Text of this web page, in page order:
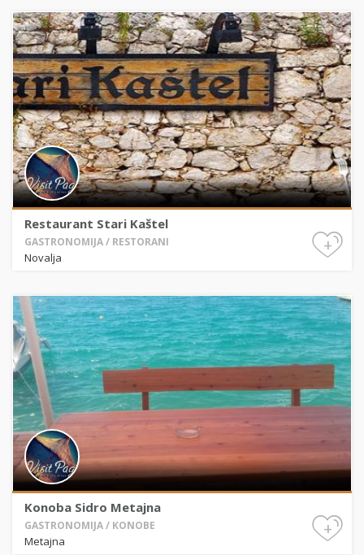
Restaurant Stari Kaštel
GASTRONOMIJA / RESTORANI
Novalja
+
Konoba Sidro Metajna
GASTRONOMIJA / KONOBE
Metajna
+